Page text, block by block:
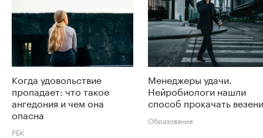
Когда удовольствие
пропадает: что такое
ангедония и чем она
опасна
РБК
Менеджеры удачи.
Нейробиологи нашли
способ прокачать
Образование